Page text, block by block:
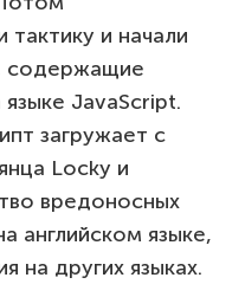
и начали
содержащие
JavaScript.
загружает с
Locky и
вредоносных
английском языке,
на других языках.